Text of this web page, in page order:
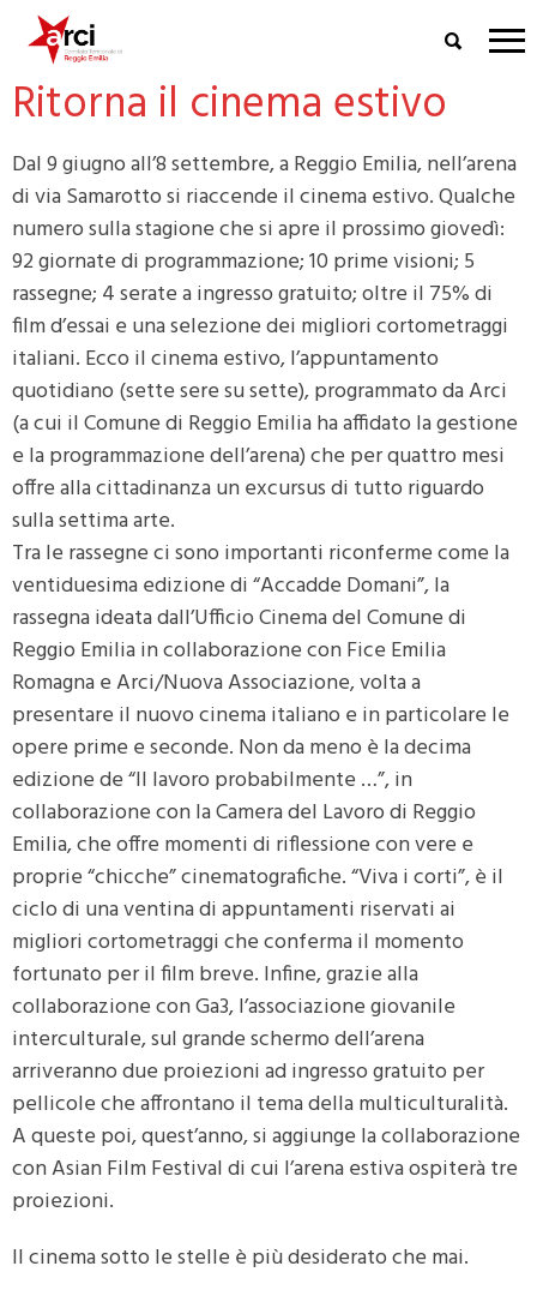
Ritorna il cinema estivo
Dal 9 giugno all’8 settembre, a Reggio Emilia, nell’arena
di via Samarotto si riaccende il cinema estivo. Qualche
numero sulla stagione che si apre il prossimo giovedì:
92 giornate di programmazione; 10 prime visioni; 5
rassegne; 4 serate a ingresso gratuito; oltre il 75% di
film d’essai e una selezione dei migliori cortometraggi
italiani. Ecco il cinema estivo, l’appuntamento
quotidiano (sette sere su sette), programmato da Arci
(a cui il Comune di Reggio Emilia ha affidato la gestione
e la programmazione dell’arena) che per quattro mesi
offre alla cittadinanza un excursus di tutto riguardo
sulla settima arte.
Tra le rassegne ci sono importanti riconferme come la
ventiduesima edizione di “Accadde Domani”, la
rassegna ideata dall’Ufficio Cinema del Comune di
Reggio Emilia in collaborazione con Fice Emilia
Romagna e Arci/Nuova Associazione, volta a
presentare il nuovo cinema italiano e in particolare le
opere prime e seconde. Non da meno è la decima
edizione de “Il lavoro probabilmente …”, in
collaborazione con la Camera del Lavoro di Reggio
Emilia, che offre momenti di riflessione con vere e
proprie “chicche” cinematografiche. “Viva i corti”, è il
ciclo di una ventina di appuntamenti riservati ai
migliori cortometraggi che conferma il momento
fortunato per il film breve. Infine, grazie alla
collaborazione con Ga3, l’associazione giovanile
interculturale, sul grande schermo dell’arena
arriveranno due proiezioni ad ingresso gratuito per
pellicole che affrontano il tema della multiculturalità.
A queste poi, quest’anno, si aggiunge la collaborazione
con Asian Film Festival di cui l’arena estiva ospiterà tre
proiezioni.
Il cinema sotto le stelle è più desiderato che mai.